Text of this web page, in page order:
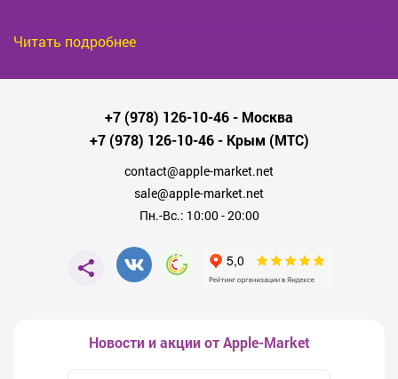
Читать подробнее
+7 (978) 126-10-46- Москва
+7 (978) 126-10-46- Крым (МТС)
contact@apple-market.net
sale@apple-market.net
Пн.-Вс.: 10:00 - 20:00
Новости и акции от Apple-Market